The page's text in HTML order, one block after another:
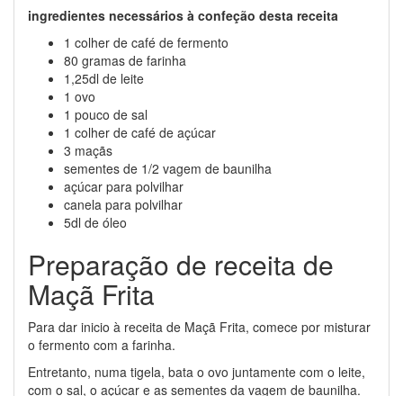
ingredientes necessários à confeção desta receita
1 colher de café de fermento
80 gramas de farinha
1,25dl de leite
1 ovo
1 pouco de sal
1 colher de café de açúcar
3 maçãs
sementes de 1/2 vagem de baunilha
açúcar para polvilhar
canela para polvilhar
5dl de óleo
Preparação de receita de
Maçã Frita
Para dar inicio à receita de Maçã Frita, comece por misturar
o fermento com a farinha.
Entretanto, numa tigela, bata o ovo juntamente com o leite,
com o sal, o açúcar e as sementes da vagem de baunilha.